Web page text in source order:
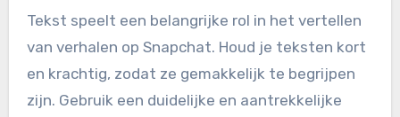
Tekst speelt een belangrijke rol in het vertellen
van verhalen op Snapchat. Houd je teksten kort
en krachtig, zodat ze gemakkelijk te begrijpen
zijn. Gebruik een duidelijke en aantrekkelijke